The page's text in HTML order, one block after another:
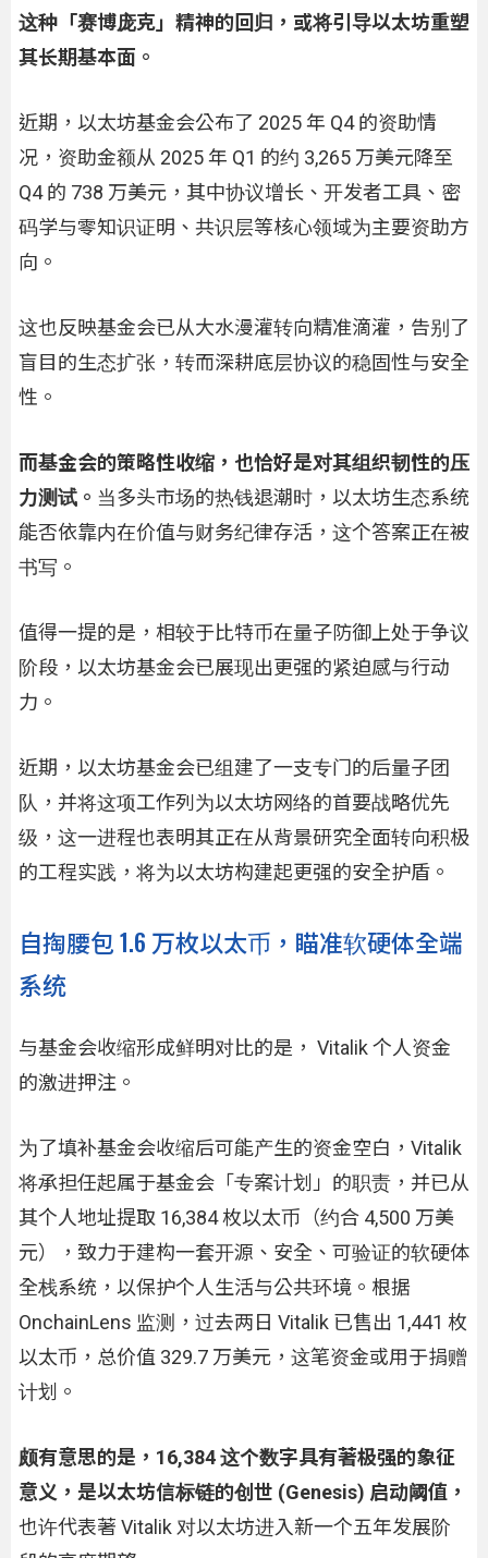
这种「赛博庞克」精神的回归，或将引导以太坊重塑
其长期基本面。
近期，以太坊基金会公布了 2025 年 Q4 的资助情
况，资助金额从 2025 年 Q1 的约 3,265 万美元降至
Q4 的 738 万美元，其中协议增长、开发者工具、密
码学与零知识证明、共识层等核心领域为主要资助方
向。
这也反映基金会已从大水漫灌转向精准滴灌，告别了
盲目的生态扩张，转而深耕底层协议的稳固性与安全
性。
而基金会的策略性收缩，也恰好是对其组织韧性的压
力测试。 当多头市场的热钱退潮时，以太坊生态系统
能否依靠内在价值与财务纪律存活，这个答案正在被
书写。
值得一提的是，相较于比特币在量子防御上处于争议
阶段，以太坊基金会已展现出更强的紧迫感与行动
力。
近期，以太坊基金会已组建了一支专门的后量子团
队，并将这项工作列为以太坊网络的首要战略优先
级，这一进程也表明其正在从背景研究全面转向积极
的工程实践，将为以太坊构建起更强的安全护盾。
自掏腰包 1.6 万枚以太币，瞄准软硬体全端
系统
与基金会收缩形成鲜明对比的是， Vitalik 个人资金
的激进押注。
为了填补基金会收缩后可能产生的资金空白，Vitalik
将承担任起属于基金会「专案计划」的职责，并已从
其个人地址提取 16,384 枚以太币（约合 4,500 万美
元），致力于建构一套开源、安全、可验证的软硬体
全栈系统，以保护个人生活与公共环境。根据
OnchainLens 监测，过去两日 Vitalik 已售出 1,441 枚
以太币，总价值 329.7 万美元，这笔资金或用于捐赠
计划。
颇有意思的是，16,384 这个数字具有著极强的象征
意义，是以太坊信标链的创世 (Genesis) 启动阈值，
也许代表著 Vitalik 对以太坊进入新一个五年发展阶